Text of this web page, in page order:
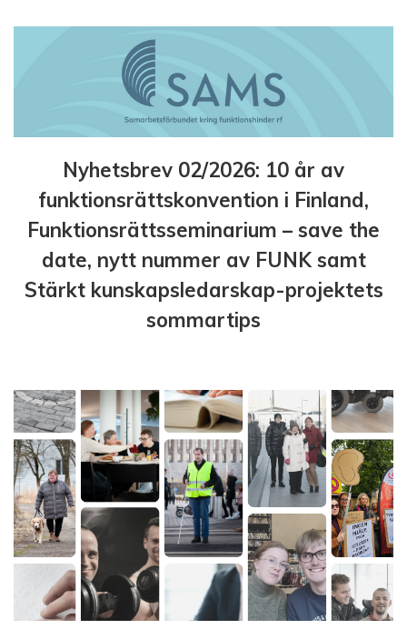
Nyhetsbrev 02/2026: 10 år av
funktionsrättskonvention i Finland,
Funktionsrättsseminarium – save the
date, nytt nummer av FUNK samt
Stärkt kunskapsledarskap-projektets
sommartips